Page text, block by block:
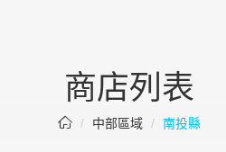
商店列表
中部區域 南投縣